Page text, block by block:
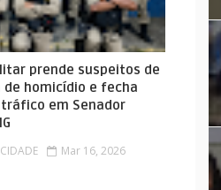
prende suspeitos de
homicídio e fecha
em Senador
Mar 16, 2026